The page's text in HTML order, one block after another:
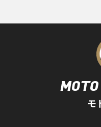
モ